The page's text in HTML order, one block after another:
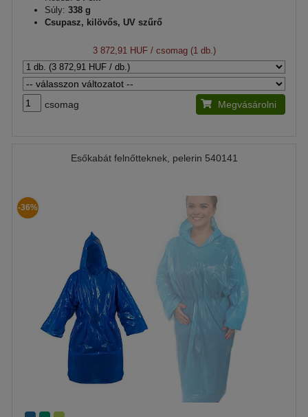
Súly: 338 g
Csupasz, kilövős, UV szűrő
3 872,91 HUF/ csomag (1 db.)
csomag Megvásárolni
Esőkabát felnőtteknek, pelerin 540141
-36%